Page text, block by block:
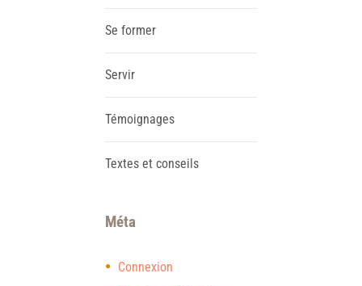
Se former
Servir
Témoignages
Textes et conseils
Méta
Connexion